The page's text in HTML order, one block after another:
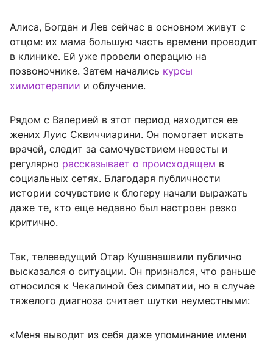
Алиса, Богдан и Лев сейчас в основном живут с
отцом: их мама большую часть времени проводит
в клинике. Ей уже провели операцию на
позвоночнике. Затем начались курсы
химиотерапии и облучение.
Рядом с Валерией в этот период находится ее
жених Луис Сквиччиарини. Он помогает искать
врачей, следит за самочувствием невесты и
регулярно рассказывает о происходящем в
социальных сетях. Благодаря публичности
истории сочувствие к блогеру начали выражать
даже те, кто еще недавно был настроен резко
критично.
Так, телеведущий Отар Кушанашвили публично
высказался о ситуации. Он признался, что раньше
относился к Чекалиной без симпатии, но в случае
тяжелого диагноза считает шутки неуместными:
«Меня выводит из себя даже упоминание имени